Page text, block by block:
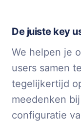
De juiste key
We helpen je
users samen
tegelijkertijd
meedenken
configuratie